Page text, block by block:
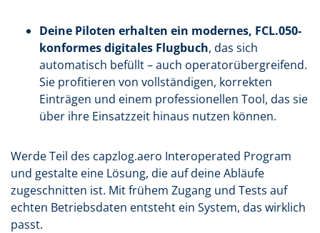
Deine Piloten erhalten ein modernes, FCL.050-
konformes digitales Flugbuch, das sich
automatisch befüllt – auch operatorübergreifend.
Sie profitieren von vollständigen, korrekten
Einträgen und einem professionellen Tool, das sie
über ihre Einsatzzeit hinaus nutzen können.
Werde Teil des capzlog.aero Interoperated Program
und gestalte eine Lösung, die auf deine Abläufe
zugeschnitten ist. Mit frühem Zugang und Tests auf
echten Betriebsdaten entsteht ein System, das wirklich
passt.